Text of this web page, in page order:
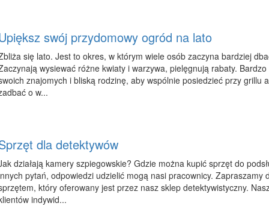
swój przydomowy ogród na lato
się lato. Jest to okres, w którym wiele osób zaczyna bardziej
wysiewać różne kwiaty i warzywa, pielęgnują rabaty.
znajomych i bliską rodzinę, aby wspólnie posiedzieć przy grillu
o w...
dla detektywów
działają kamery szpiegowskie? Gdzie można kupić sprzęt do
pytań, odpowiedzi udzielić mogą nasi pracownicy. Zapraszamy
który oferowany jest przez nasz sklep detektywistyczny.
indywid...